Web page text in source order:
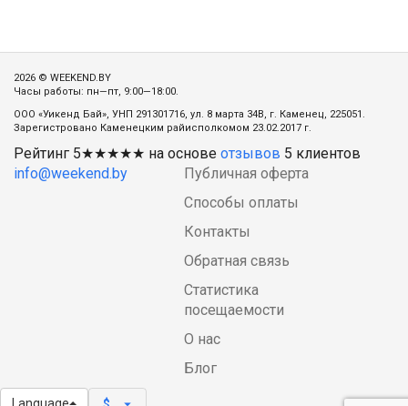
2026 © WEEKEND.BY
Часы работы: пн—пт, 9:00—18:00.
ООО «Уикенд Бай», УНП 291301716, ул. 8 марта 34В, г. Каменец, 225051.
Зарегистровано Каменецким райисполкомом 23.02.2017 г.
Рейтинг 5★★★★★ на основе отзывов 5 клиентов
info@weekend.by
Публичная оферта
Способы оплаты
Контакты
Обратная связь
Статистика
посещаемости
О нас
Блог